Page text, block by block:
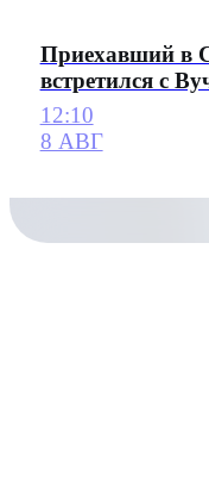
Приехавший в
встретился с
12:10
8 АВГ